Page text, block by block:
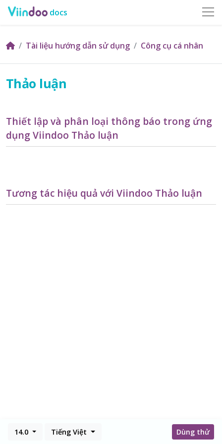
14.0 Tiếng Việt Dùng thử
docs
Tài liệu hướng dẫn sử dụng Công cụ cá nhân
Thảo luận
Thiết lập và phân loại thông báo trong ứng
dụng Viindoo Thảo luận
Tương tác hiệu quả với Viindoo Thảo luận